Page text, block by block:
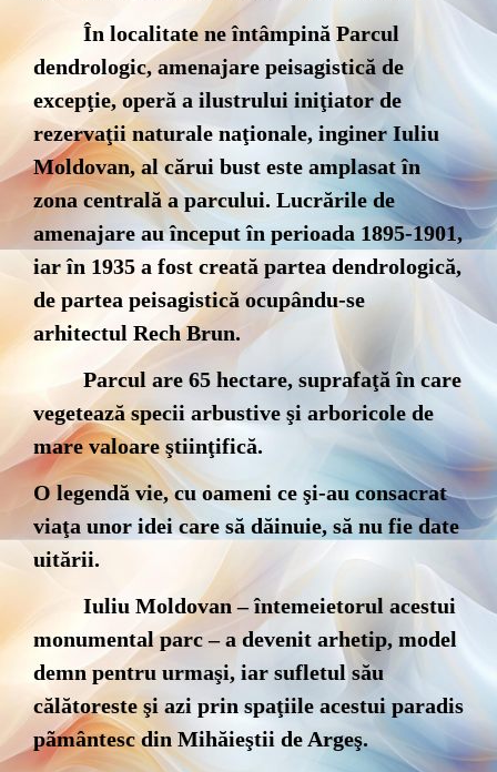
În localitate ne întâmpină Parcul
dendrologic, amenajare peisagistică de
excepţie, operă a ilustrului iniţiator de
rezervaţii naturale naţionale, inginer Iuliu
Moldovan, al cărui bust este amplasat în
zona centrală a parcului. Lucrările de
amenajare au început în perioada 1895-1901,
iar în 1935 a fost creată partea dendrologică,
de partea peisagistică ocupându-se
arhitectul Rech Brun.
Parcul are 65 hectare, suprafaţă în care
vegetează specii arbustive şi arboricole de
mare valoare ştiinţifică.
O legendă vie, cu oameni ce şi-au consacrat
viaţa unor idei care să dăinuie, să nu fie date
uitării.
Iuliu Moldovan – întemeietorul acestui
monumental parc – a devenit arhetip, model
demn pentru urmaşi, iar sufletul său
călătoreste şi azi prin spaţiile acestui paradis
pãmântesc din Mihăieştii de Argeş.